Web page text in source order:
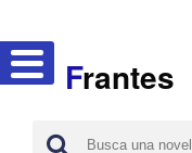
Frantes